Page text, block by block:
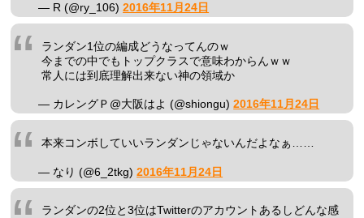
— R (@ry_106)2016年11月24日
ランダン1位の編成どうなってんのｗ
今までの中でもトップクラスで意味わからんｗｗ
常人には到底理解出来ない神の領域か
— カレングＰ@大阪はよ (@shiongu)2016年11月24日
本来コンボしていいランダンじゃないんだよなぁ……
— なり (@6_2tkg)2016年11月24日
ランダンの2位と3位はTwitterのアカウントあるしどんな感